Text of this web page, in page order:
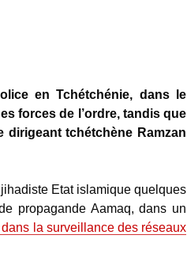
en Tchétchénie, dans le
forces de l’ordre, tandis que
dirigeant tchétchène Ramzan
Etat islamique quelques
propagande Aamaq, dans un
la surveillance des réseaux